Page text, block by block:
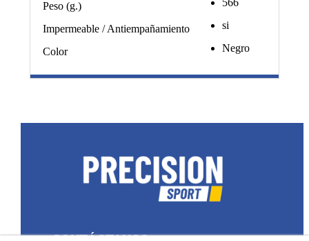
Peso (g.) 566
Impermeable / Antiempañamiento si
Color Negro